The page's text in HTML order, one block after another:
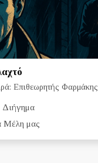
Επιθεωρητής Φαρμάκης
Διήγημα
Μέλη μας